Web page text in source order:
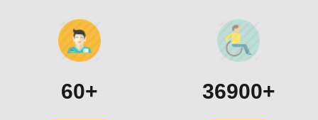
60+ 36900+